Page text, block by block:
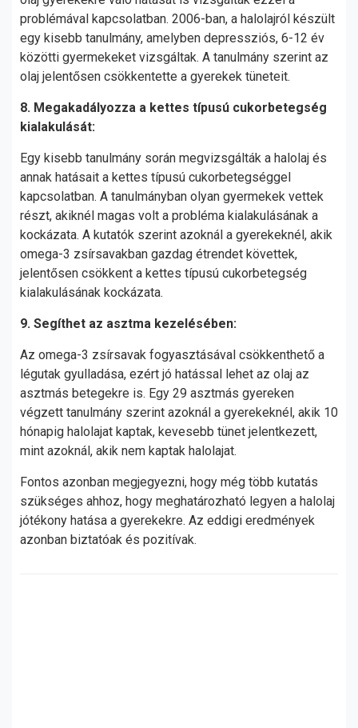
problémával kapcsolatban. 2006-ban, a halolajról készült
egy kisebb tanulmány, amelyben depressziós, 6-12 év
közötti gyermekeket vizsgáltak. A tanulmány szerint az
olaj jelentősen csökkentette a gyerekek tüneteit.
8. Megakadályozza a kettes típusú cukorbetegség
kialakulását:
Egy kisebb tanulmány során megvizsgálták a halolaj és
annak hatásait a kettes típusú cukorbetegséggel
kapcsolatban. A tanulmányban olyan gyermekek vettek
részt, akiknél magas volt a probléma kialakulásának a
kockázata. A kutatók szerint azoknál a gyerekeknél, akik
omega-3 zsírsavakban gazdag étrendet követtek,
jelentősen csökkent a kettes típusú cukorbetegség
kialakulásának kockázata.
9. Segíthet az asztma kezelésében:
Az omega-3 zsírsavak fogyasztásával csökkenthető a
légutak gyulladása, ezért jó hatással lehet az olaj az
asztmás betegekre is. Egy 29 asztmás gyereken
végzett tanulmány szerint azoknál a gyerekeknél, akik 10
hónapig halolajat kaptak, kevesebb tünet jelentkezett,
mint azoknál, akik nem kaptak halolajat.
Fontos azonban megjegyezni, hogy még több kutatás
szükséges ahhoz, hogy meghatározható legyen a halolaj
jótékony hatása a gyerekekre. Az eddigi eredmények
azonban biztatóak és pozitívak.